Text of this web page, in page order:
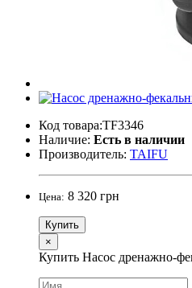
Код товара:TF3346
Наличие: Есть в наличии
Производитель: TAIFU
Цена: 8 320 грн
Купить
×
Купить Насос дренажно-